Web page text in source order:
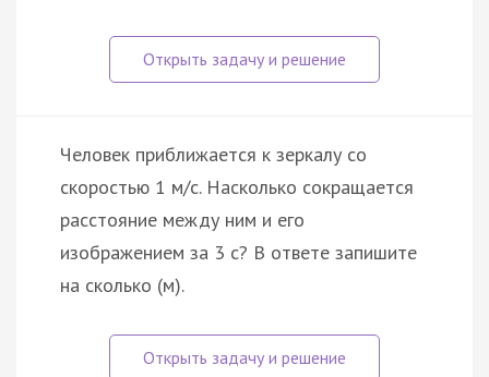
Человек приближается к зеркалу со
скоростью 1 м/с. Насколько сокращается
расстояние между ним и его
изображением за 3 с? В ответе запишите
на сколько (м).